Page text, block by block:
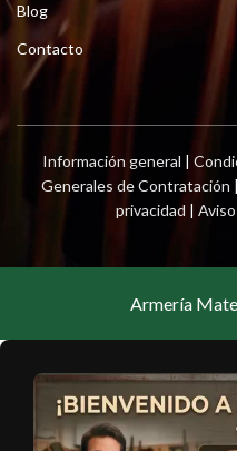
Blog
Contacto
Información general |
Generales de Contratación |
privacidad |
Armería